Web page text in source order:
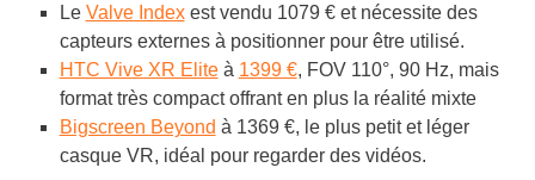
Le Valve Indexest vendu 1079 € et nécessite des
capteurs externes à positionner pour être utilisé.
HTC Vive XR Eliteà 1399 €, FOV 110°, 90 Hz, mais
format très compact offrant en plus la réalité mixte
Bigscreen Beyond à 1369 €, le plus petit et léger
casque VR, idéal pour regarder des vidéos.